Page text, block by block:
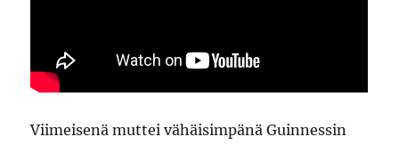
Viimeisenä muttei vähäisimpänä Guinnessin